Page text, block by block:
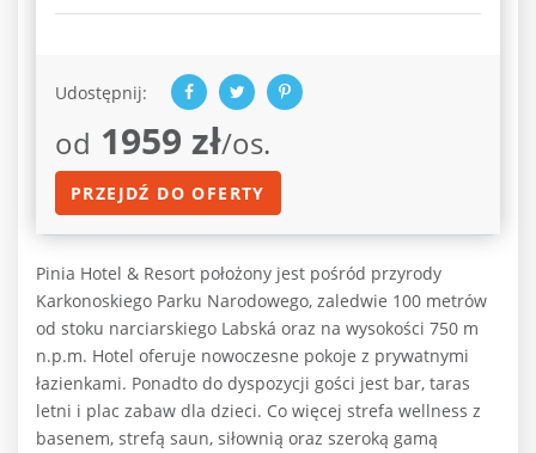
Udostępnij:
od 1959 zł/os.
PRZEJDŹ DO OFERTY
Pinia Hotel & Resort położony jest pośród przyrody
Karkonoskiego Parku Narodowego, zaledwie 100 metrów
od stoku narciarskiego Labská oraz na wysokości 750 m
n.p.m. Hotel oferuje nowoczesne pokoje z prywatnymi
łazienkami. Ponadto do dyspozycji gości jest bar, taras
letni i plac zabaw dla dzieci. Co więcej strefa wellness z
basenem, strefą saun, siłownią oraz szeroką gamą